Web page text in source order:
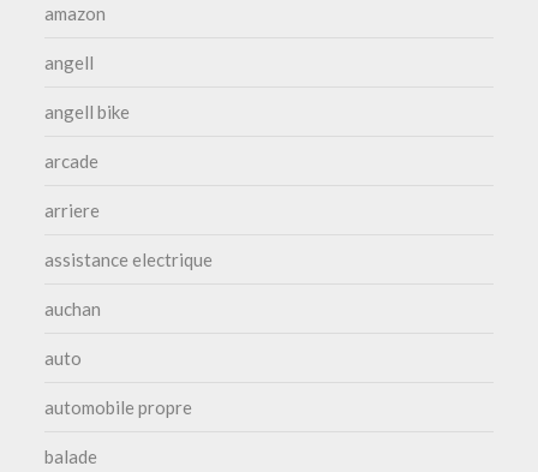
amazon
angell
angell bike
arcade
arriere
assistance electrique
auchan
auto
automobile propre
balade